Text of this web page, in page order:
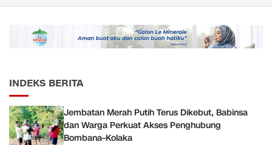
JMD dan JMF
INDEKS BERITA
Jembatan Merah Putih Terus Dikebut, Babinsa
dan Warga Perkuat Akses Penghubung
Bombana–Kolaka